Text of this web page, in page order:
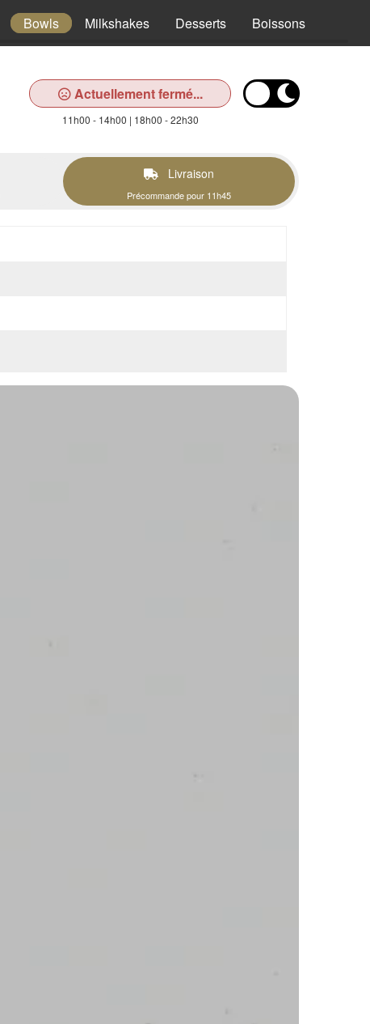
Bowls Milkshakes Desserts Boissons
Actuellement fermé...
11h00 - 14h00 | 18h00 - 22h30
Livraison
Précommande pour 11h45